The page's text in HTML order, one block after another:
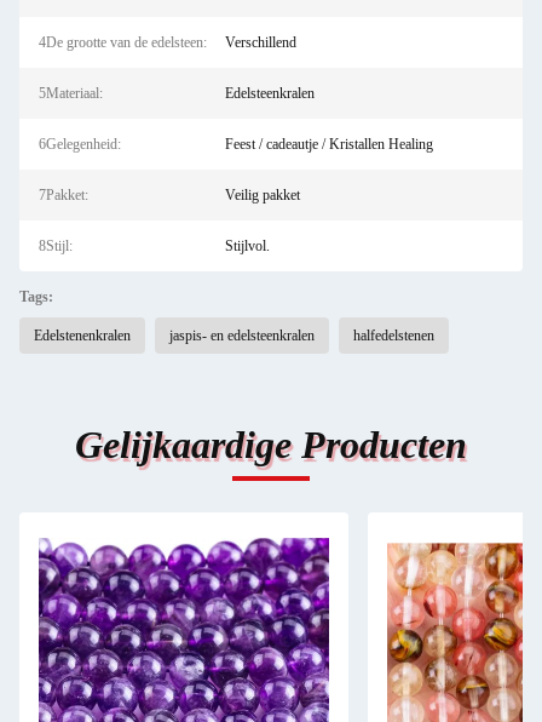
4De grootte van de edelsteen: Verschillend
5Materiaal: Edelsteenkralen
6Gelegenheid: Feest / cadeautje / Kristallen Healing
7Pakket: Veilig pakket
8Stijl: Stijlvol.
Tags:
Edelstenenkralen jaspis- en edelsteenkralen halfedelstenen
Gelijkaardige Producten